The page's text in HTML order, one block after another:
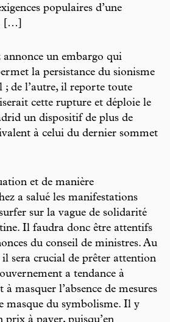
populaires d’une
[…]
annonce un embargo qui
la persistance du sionisme
; de l’autre, il reporte toute
cette rupture et déploie le
un dispositif de plus de
à celui du dernier sommet
et de manière
a salué les manifestations
sur la vague de solidarité
Il faudra donc être attentifs
du conseil de ministres. Au
il sera crucial de prêter attention
a tendance à
masquer l’absence de mesures
masque du symbolisme. Il y